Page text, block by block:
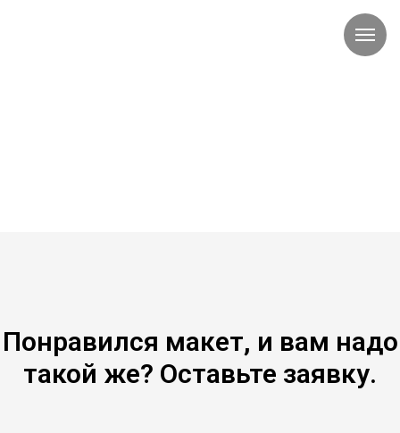
Понравился макет, и вам надо
такой же? Оставьте заявку.